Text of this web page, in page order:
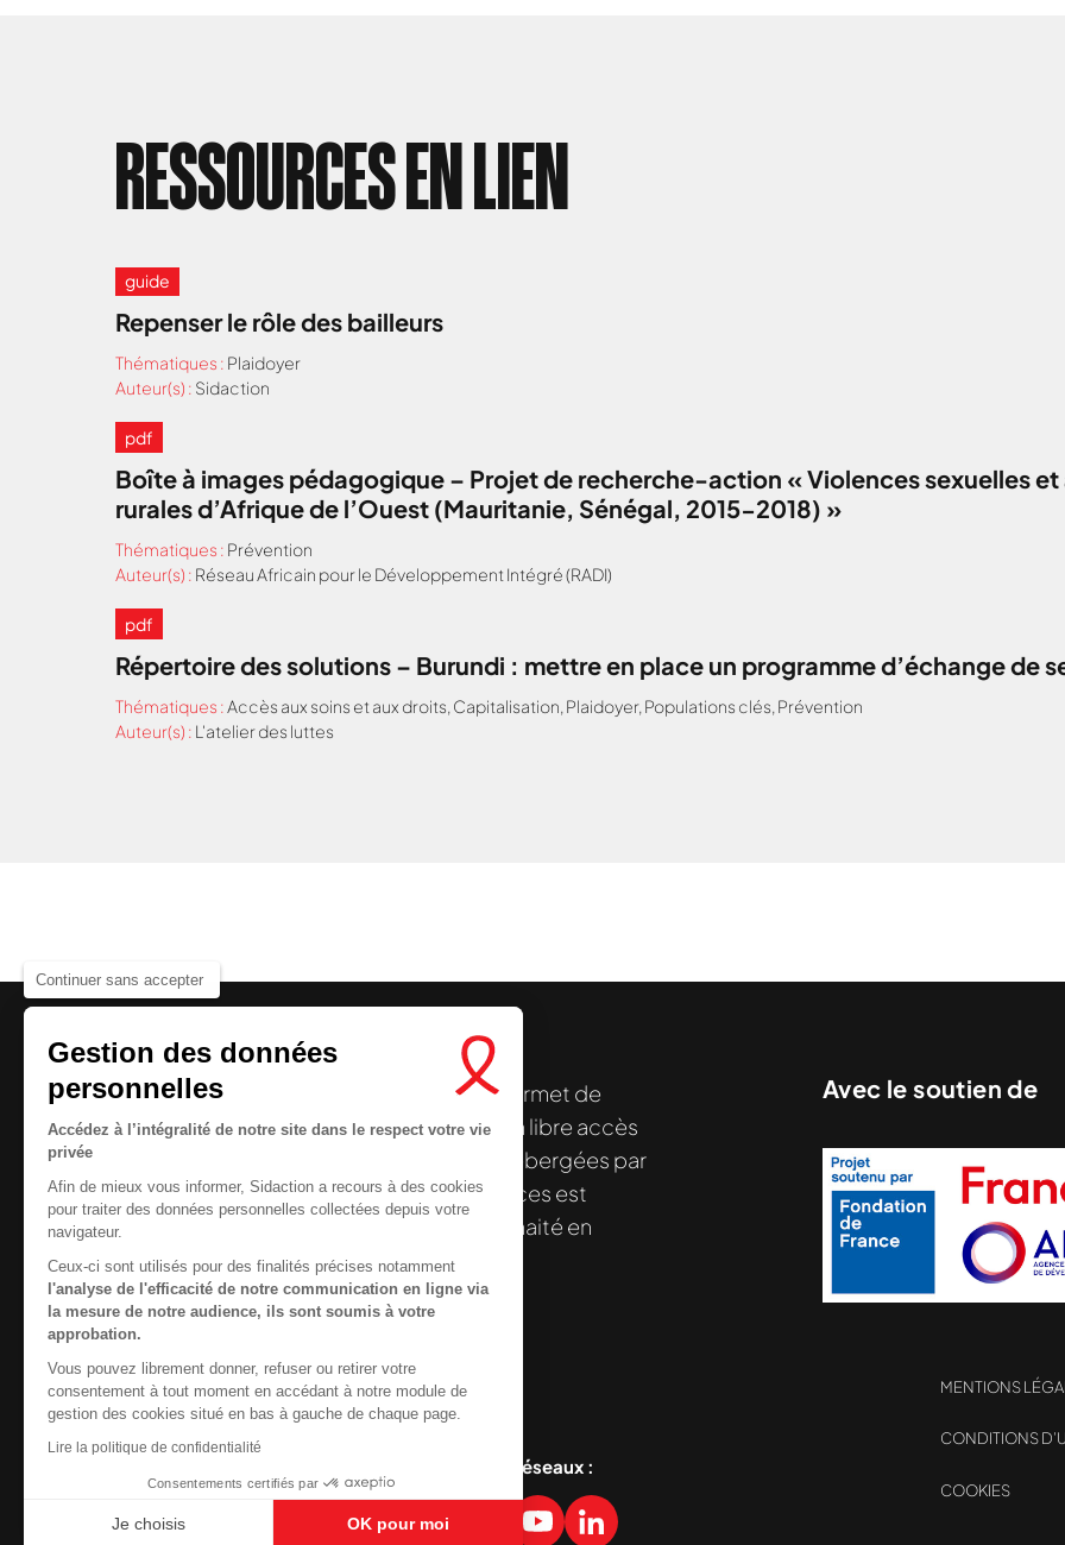
Continuer sans accepter
Gestion des données
personnelles
Accédez à l’intégralité de notre site dans le respect votre vie
privée
Afin de mieux vous informer, Sidaction a recours à des cookies
pour traiter des données personnelles collectées depuis votre
navigateur.
Ceux-ci sont utilisés pour des finalités précises notamment
l'analyse de l'efficacité de notre communication en ligne via
la mesure de notre audience, ils sont soumis à votre
approbation.
Vous pouvez librement donner, refuser ou retirer votre
consentement à tout moment en accédant à notre module de
gestion des cookies situé en bas à gauche de chaque page.
Lire la politique de confidentialité
Consentements certifiés par
Je choisis OK pour moi
RESSOURCES EN LIEN
guide
Repenser le rôle des bailleurs
Thématiques : Plaidoyer
Auteur(s) : Sidaction
pdf
Boîte à images pédagogique – Projet de recherche-action « Violences sexuelles
rurales d’Afrique de l’Ouest (Mauritanie, Sénégal, 2015-2018) »
Thématiques : Prévention
Auteur(s) : Réseau Africain pour le Développement Intégré (RADI)
pdf
Répertoire des solutions – Burundi : mettre en place un programme d’échange de
Thématiques :Accès aux soins et aux droits, Capitalisation, Plaidoyer, Populations clés, Prévention
Auteur(s) : L'atelier des luttes
Nous cherchons le contenu demandé....
Le centre de ressources de Sidactionpermet de
disposer de ressources francophones en libre accès
. À l’origine, hébergées par
la Plateforme ELSA, le Centre de ressources est
désormais gérée par Sidaction qui a souhaité en
reprendre le pilotage.
Avec le soutien de
Contactez-nous
Newsletter
Nous suivre sur les réseaux :
MENTIONS
CONDITIONS
COOKIES